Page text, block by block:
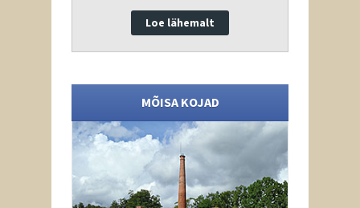
Loe lähemalt
MÕISA KOJAD